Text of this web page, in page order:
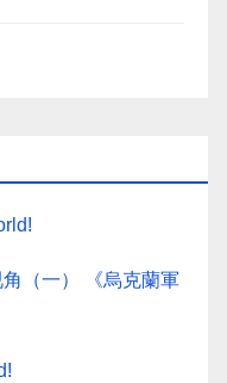
角（一） 《烏克蘭軍